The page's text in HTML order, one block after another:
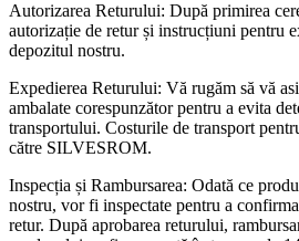
Autorizarea Returului: După primirea
autorizație de retur și instrucțiuni pentru
depozitul nostru.
Expedierea Returului: Vă rugăm să vă
ambalate corespunzător pentru a evita
transportului. Costurile de transport
către SILVESROM.
Inspecția și Rambursarea: Odată ce
nostru, vor fi inspectate pentru a
retur. După aprobarea returului,